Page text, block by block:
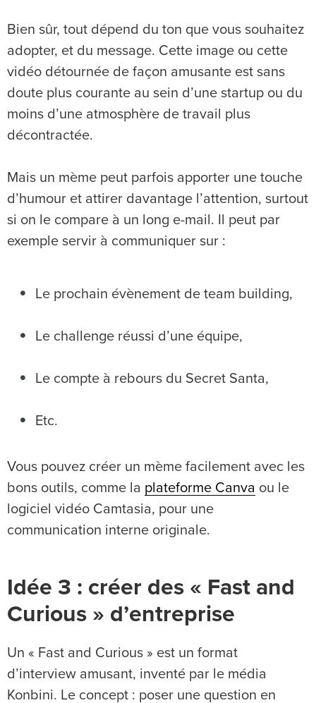
Bien sûr, tout dépend du ton que vous souhaitez
adopter, et du message. Cette image ou cette
vidéo détournée de façon amusante est sans
doute plus courante au sein d’une startup ou du
moins d’une atmosphère de travail plus
décontractée.
Mais un mème peut parfois apporter une touche
d’humour et attirer davantage l’attention, surtout
si on le compare à un long e-mail. Il peut par
exemple servir à communiquer sur :
Le prochain évènement de team building,
Le challenge réussi d’une équipe,
Le compte à rebours du Secret Santa,
Etc.
Vous pouvez créer un mème facilement avec les
bons outils, comme la plateforme Canva ou le
logiciel vidéo Camtasia, pour une
communication interne originale.
Idée 3 : créer des « Fast and
Curious » d’entreprise
Un « Fast and Curious » est un format
d’interview amusant, inventé par le média
Konbini. Le concept : poser une question en